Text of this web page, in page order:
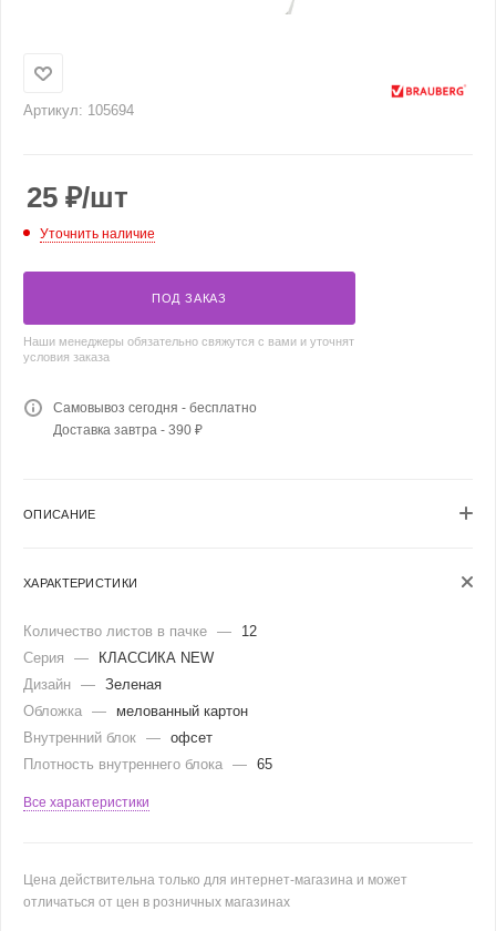
Артикул: 105694
25 ₽/шт
Уточнить наличие
ПОД ЗАКАЗ
Наши менеджеры обязательно свяжутся с вами и уточнят
условия заказа
Самовывоз сегодня - бесплатно
Доставка завтра - 390 ₽
ОПИСАНИЕ
ХАРАКТЕРИСТИКИ
Количество листов в пачке —
12
Серия
—
КЛАССИКА NEW
Дизайн — Зеленая
Обложка —
мелованный картон
Внутренний блок — офсет
Плотность внутреннего блока — 65
Все характеристики
Цена действительна только для интернет-магазина и может
отличаться от цен в розничных магазинах